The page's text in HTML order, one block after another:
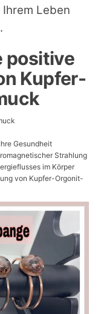
Leben
positive
Kupfer-
Gesundheit
Strahlung
im Körper
von Kupfer-Orgonit-